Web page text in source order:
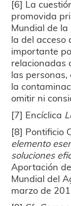
[6] La
promovida
Mundial de
la del acceso
importante
relacionadas
las
la
omitir ni
[7] Encíclica
[8] Pontificio
elemento
soluciones
Aportación
Mundial del
marzo de